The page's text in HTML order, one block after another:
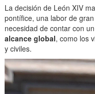
La decisión de León XIV
pontífice, una labor de
necesidad de contar con un
alcance global, como los
y civiles.